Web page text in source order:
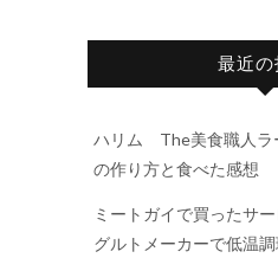
最近の
ハリム The美食職人ラ
の作り方と食べた感想
ミートガイで買ったサ
グルトメーカーで低温